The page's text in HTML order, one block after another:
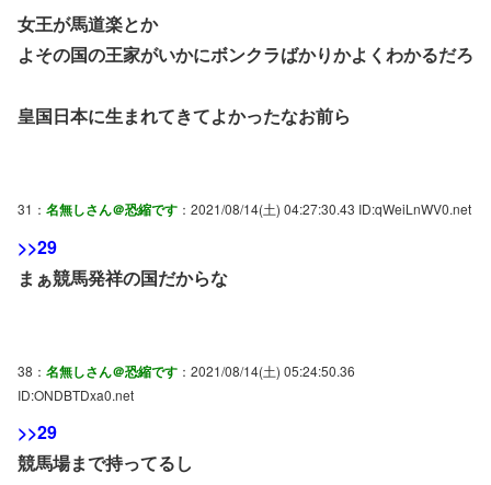
女王が馬道楽とか
よその国の王家がいかにボンクラばかりかよくわかるだろ
皇国日本に生まれてきてよかったなお前ら
31： 名無しさん＠恐縮です ：2021/08/14(土) 04:27:30.43 ID:qWeiLnWV0.net
>>29
まぁ競馬発祥の国だからな
38： 名無しさん＠恐縮です ：2021/08/14(土) 05:24:50.36
ID:ONDBTDxa0.net
>>29
競馬場まで持ってるし